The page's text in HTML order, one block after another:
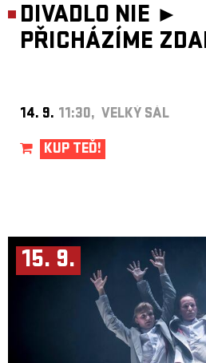
DIVADLO NIE ►
PŘICHÁZÍME
14. 9. 11:30, VELKÝ SÁL
KUP TEĎ!
15. 9.